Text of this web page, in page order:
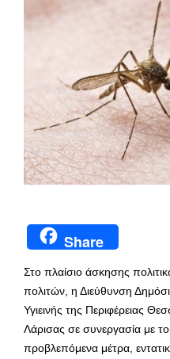
Share
Στο πλαίσιο άσκησης
πολιτών, η Διεύθυνση
Υγιεινής της Περιφέρειας
Λάρισας σε συνεργασία με
προβλεπόμενα μέτρα,